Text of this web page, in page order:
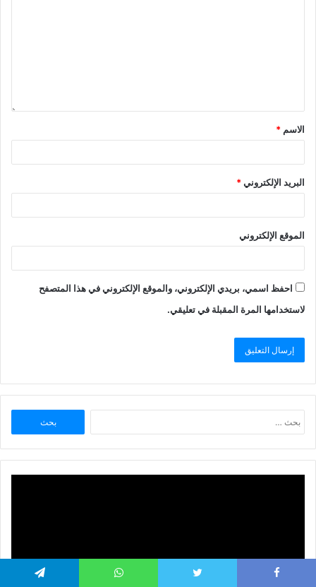
الاسم *
البريد الإلكتروني*
الموقع الإلكتروني
احفظ اسمي، بريدي الإلكتروني، والموقع الإلكتروني في هذا المتصفح
لاستخدامها المرة المقبلة في تعليقي.
عن: